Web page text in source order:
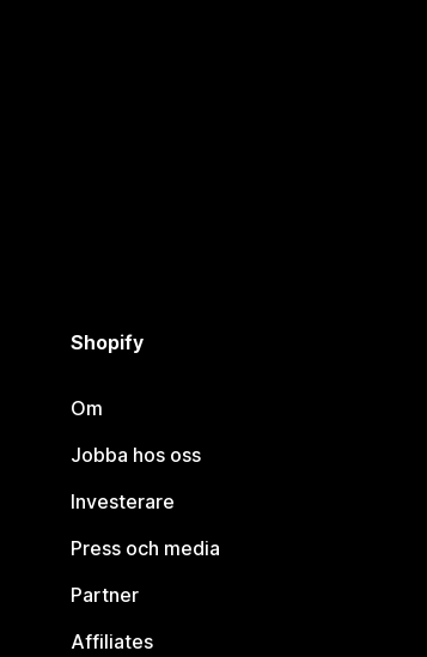
Shopify
Om
Jobba hos oss
Investerare
Press och media
Partner
Affiliates